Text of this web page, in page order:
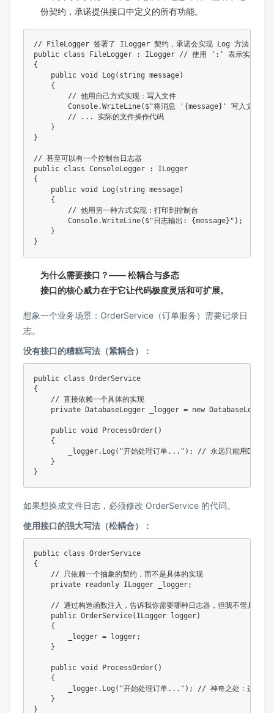
份契约，承诺提供接口中定义的所有功能。
// FileLogger 签署了 ILogger 契约，承诺会实现 Log 方法
public class FileLogger : ILogger // 使用 ‘:‘ 表示实现接口
{
public void Log ( string message)
{
// 他用自己方式实现：写入文件
        Console
.WriteLine( $"将消息 ' {message} ' 写入文件
// ... 实际的文件操作代码
}
}
// 甚至可以有一个控制台日志器
public class ConsoleLogger :
ILogger
{
public void Log ( string message)
{
// 他用另一种方式实现：打印到控制台
        Console
.WriteLine( $"日志输出: {message} " ) ;
}
}
为什么需要接口？—— 松耦合与多态
接口的核心威力在于它让代码极度灵活和可扩展。
想象一个业务场景：OrderService（订单服务）需要记录日
志。
没有接口的糟糕写法（紧耦合）：
public class OrderService
{
// 直接依赖一个具体的实现
private DatabaseLogger _logger = new DatabaseLogger
public void ProcessOrder( )
{
        _logger
. Log ( "开始处理订单..." ) ;
// 永远只能用
}
}
如果想换成文件日志，必须修改 OrderService 的代码。
使用接口的强大写法（松耦合）：
public class OrderService
{
// 只依赖一个抽象的契约，而不是具体的实现
private
readonly ILogger _logger;
// 通过构造函数注入，告诉我你需要哪种日志器，但我不管具体是
public OrderService( ILogger logger)
{
        _logger
= logger;
}
public void ProcessOrder( )
{
        _logger
. Log ( "开始处理订单..." ) ;
// 神奇之处：这里不
}
}